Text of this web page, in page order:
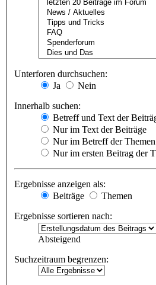
Unterforen durchsuchen:
Ja
Nein
Innerhalb suchen:
Betreff und Text der
Nur im Text der Beiträge
Nur im Betreff der Themen
Nur im ersten Beitrag der
Ergebnisse anzeigen als:
Beiträge
Themen
Ergebnisse sortieren nach:
Absteigend
Suchzeitraum begrenzen: